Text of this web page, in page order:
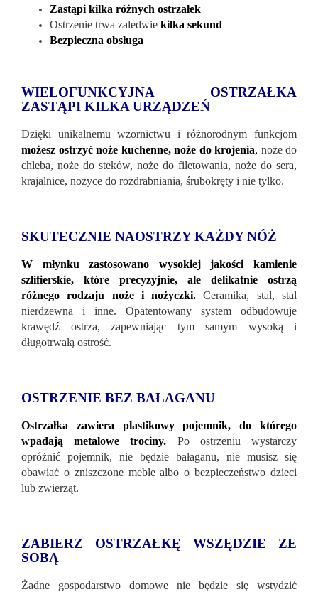
Zastąpi kilka różnych ostrzałek
Ostrzenie trwa zaledwie kilka sekund
Bezpieczna obsługa
WIELOFUNKCYJNA OSTRZAŁKA
ZASTĄPI KILKA URZĄDZEŃ
Dzięki unikalnemu wzornictwu i różnorodnym funkcjom
możesz ostrzyć noże kuchenne, noże do krojenia, noże do
chleba, noże do steków, noże do filetowania, noże do sera,
krajalnice, nożyce do rozdrabniania, śrubokręty i nie tylko.
SKUTECZNIE NAOSTRZY KAŻDY NÓŻ
W młynku zastosowano wysokiej jakości kamienie
szlifierskie, które precyzyjnie, ale delikatnie ostrzą
różnego rodzaju noże i nożyczki.Ceramika, stal, stal
nierdzewna i inne. Opatentowany system odbudowuje
krawędź ostrza, zapewniając tym samym wysoką i
długotrwałą ostrość.
OSTRZENIE BEZ BAŁAGANU
Ostrzałka zawiera plastikowy pojemnik, do którego
wpadają metalowe trociny. Po ostrzeniu wystarczy
opróżnić pojemnik, nie będzie bałaganu, nie musisz się
obawiać o zniszczone meble albo o bezpieczeństwo dzieci
lub zwierząt.
ZABIERZ OSTRZAŁKĘ WSZĘDZIE ZE
SOBĄ
Żadne gospodarstwo domowe nie będzie się wstydzić